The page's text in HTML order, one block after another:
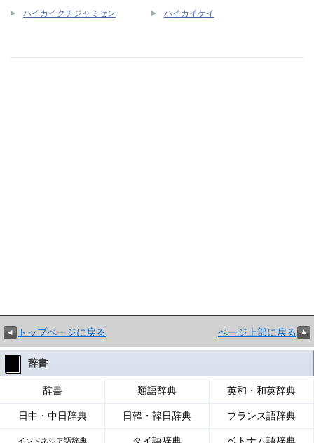
ハイカイクチジャミセン ハイカイケイ
トップページに戻る ページ上部に戻る
辞書
辞書 類語辞典 英和・和英辞典
日中・中日辞典 日韓・韓日辞典 フランス語辞典
インドネシア語辞典